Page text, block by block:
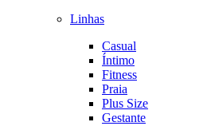
Linhas
Casual
Íntimo
Fitness
Praia
Plus Size
Gestante